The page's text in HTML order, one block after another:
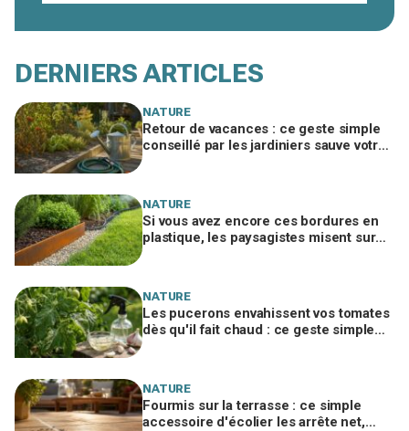
DERNIERS ARTICLES
NATURE
Retour de vacances : ce geste simple
conseillé par les jardiniers sauve votre
NATURE
Si vous avez encore ces bordures en
plastique, les paysagistes misent sur
NATURE
Les pucerons envahissent vos tomates
dès qu'il fait chaud : ce geste simple
NATURE
Fourmis sur la terrasse : ce simple
accessoire d'écolier les arrête net,